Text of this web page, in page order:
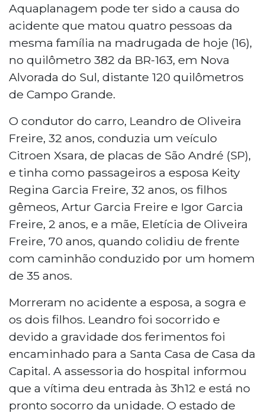
Aquaplanagem pode ter sido a causa do
acidente que matou quatro pessoas da
mesma família na madrugada de hoje (16),
no quilômetro 382 da BR-163, em Nova
Alvorada do Sul, distante 120 quilômetros
de Campo Grande.
O condutor do carro, Leandro de Oliveira
Freire, 32 anos, conduzia um veículo
Citroen Xsara, de placas de São André (SP),
e tinha como passageiros a esposa Keity
Regina Garcia Freire, 32 anos, os filhos
gêmeos, Artur Garcia Freire e Igor Garcia
Freire, 2 anos, e a mãe, Eletícia de Oliveira
Freire, 70 anos, quando colidiu de frente
com caminhão conduzido por um homem
de 35 anos.
Morreram no acidente a esposa, a sogra e
os dois filhos. Leandro foi socorrido e
devido a gravidade dos ferimentos foi
encaminhado para a Santa Casa de Casa da
Capital. A assessoria do hospital informou
que a vítima deu entrada às 3h12 e está no
pronto socorro da unidade. O estado de